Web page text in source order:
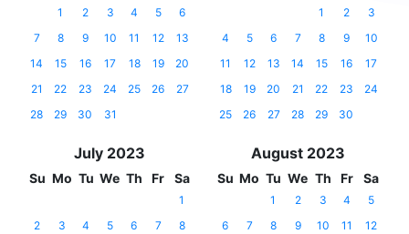
1 2 3 4 5
6
7
8 9 10 11 12
13
14
15 16 17 18 19
20
21
22 23 24 25 26
27
28
29 30 31
1 2
3
4
5 6 7 8 9
10
11
12 13 14 15 16
17
18
19 20 21 22 23
24
25
26 27 28 29 30
July 2023
Su Mo Tu We Th Fr Sa
1
2
3 4 5 6 7
8
August 2023
Su Mo Tu We Th Fr Sa
1 2 3 4
5
6
7 8 9 10 11
12